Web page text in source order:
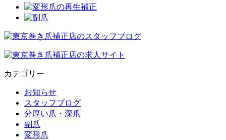
カテゴリー
お知らせ
スタッフブログ
分厚い爪・深爪
副爪
変形爪